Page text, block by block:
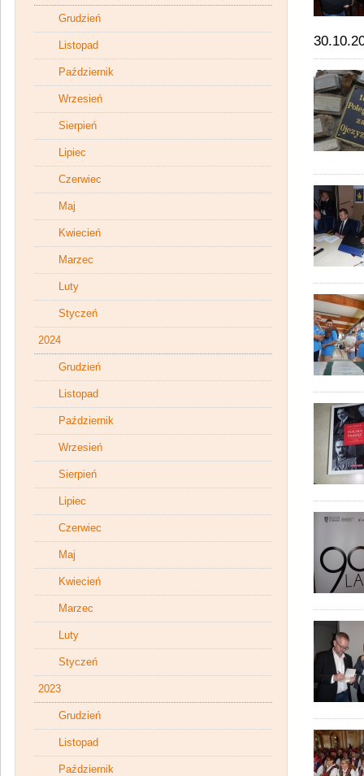
Grudzień
Listopad
Październik
Wrzesień
Sierpień
Lipiec
Czerwiec
Maj
Kwiecień
Marzec
Luty
Styczeń
2024
Grudzień
Listopad
Październik
Wrzesień
Sierpień
Lipiec
Czerwiec
Maj
Kwiecień
Marzec
Luty
Styczeń
2023
Grudzień
Listopad
Październik